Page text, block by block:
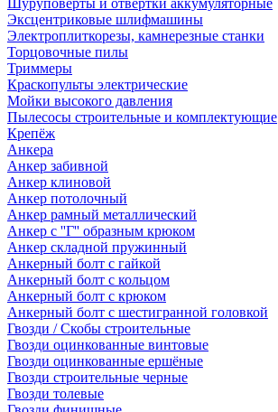
Шуруповерты и отвертки аккумуляторные
Эксцентриковые шлифмашины
Электроплиткорезы, камнерезные станки
Торцовочные пилы
Триммеры
Краскопульты электрические
Мойки высокого давления
Пылесосы строительные и комплектующие
Крепёж
Анкера
Анкер забивной
Анкер клиновой
Анкер потолочный
Анкер рамный металлический
Анкер с ''Г'' образным крюком
Анкер складной пружинный
Анкерный болт с гайкой
Анкерный болт с кольцом
Анкерный болт с крюком
Анкерный болт с шестигранной головкой
Гвозди / Скобы строительные
Гвозди оцинкованные винтовые
Гвозди оцинкованные ершёные
Гвозди строительные черные
Гвозди толевые